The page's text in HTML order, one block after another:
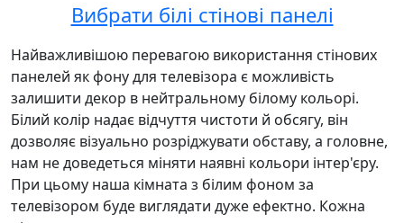
Вибрати білі стінові панелі
Найважливішою перевагою використання стінових
панелей як фону для телевізора є можливість
залишити декор в нейтральному білому кольорі.
Білий колір надає відчуття чистоти й обсягу, він
дозволяє візуально розріджувати обставу, а головне,
нам не доведеться міняти наявні кольори інтер'єру.
При цьому наша кімната з білим фоном за
телевізором буде виглядати дуже ефектно. Кожна